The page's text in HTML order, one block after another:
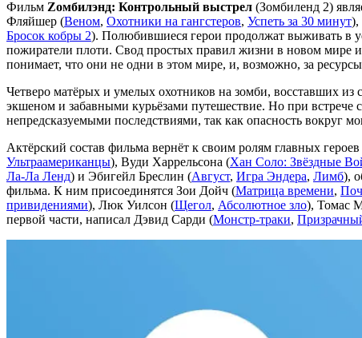
Фильм Zомбилэнд: Контрольный выстрел (Зомбиленд 2)
Фляйшер (Веном, Охотники на гангстеров, Успеть за 30 минут),
Бросок кобры 2). Полюбившиеся герои продолжат выживать в
пожиратели плоти. Свод простых правил жизни в новом мире и
понимает, что они не одни в этом мире, и, возможно, за
Четверо матёрых и умелых охотников на зомби, восставших
экшеном и забавными курьёзами путешествие. Но при
непредсказуемыми последствиями, так как опасность вокруг
Актёрский состав фильма вернёт к своим ролям главных
Ультраамериканцы), Вуди Харрельсона (Хан Соло: Звёздные
Ла-Ла Ленд) и Эбигейл Бреслин (Август, Игра Эндера, Лимб),
фильма. К ним присоединятся Зои Дойч (Матрица времени,
привидениями), Люк Уилсон (Щегол, Абсолютное зло), Томас
первой части, написал Дэвид Сарди (Монстр-траки,